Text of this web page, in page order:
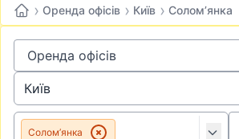
› Оренда офісів › Київ › Солом’янка
Солом’янка